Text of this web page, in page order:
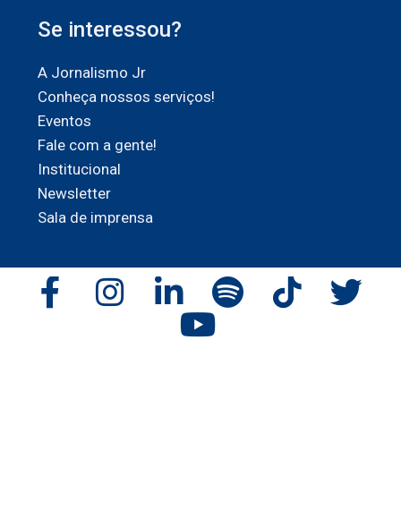
Se interessou?
A Jornalismo Jr
Conheça nossos serviços!
Eventos
Fale com a gente!
Institucional
Newsletter
Sala de imprensa